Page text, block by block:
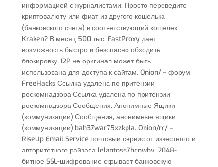
информацией с журналистами. Просто переведите
криптовалюту или фиат из другого кошелька
(банковского счета) в соответствующий кошелек
Kraken? В месяц 500 тыс. FastProxy дает
возможность быстро и безопасно обходить
блокировку. I2P не оригинал может быть
использована для доступа к сайтам. Onion/ – форум
FreeHacks Ссылка удалена по притензии
роскомнадзора Ссылка удалена по притензии
роскомнадзора Сообщения, Анонимные Ящики
(коммуникации) Сообщения, анонимные ящики
(коммуникации) bah37war75xzkpla. Onion/rc/ –
RiseUp Email Service почтовый сервис от известного и
авторитетного райзапа lelantoss7bcnwbv. 2048-
битное SSL-шифрование скрывает банковскую